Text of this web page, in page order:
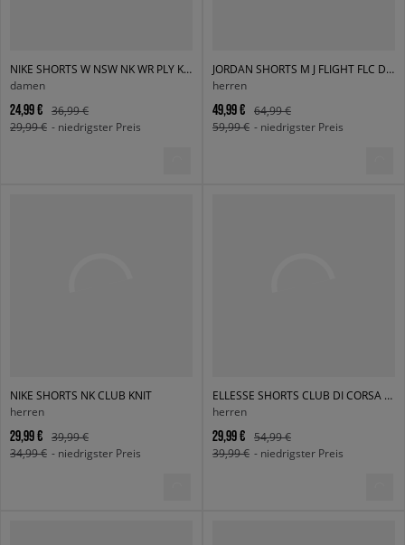
NIKE SHORTS W NSW NK WR PLY KNT MR 2" SHRT
damen
24,99 €
36,99 €
29,99 € - niedrigster Preis
JORDAN SHORTS M J FLIGHT FLC DMND SHORT
herren
49,99 €
64,99 €
59,99 € - niedrigster Preis
NIKE SHORTS NK CLUB KNIT
herren
29,99 €
39,99 €
34,99 € - niedrigster Preis
ELLESSE SHORTS CLUB DI CORSA SHORT
herren
29,99 €
54,99 €
39,99 € - niedrigster Preis